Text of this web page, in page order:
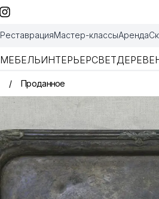
РеставрацияМастер-классыАренда
МЕБЕЛЬИНТЕРЬЕРСВЕТ
/ Проданное